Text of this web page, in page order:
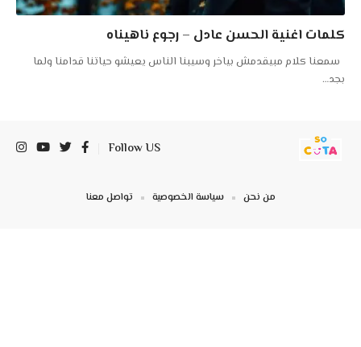
كلمات اغنية الحسن عادل – رجوع ناهيناه
سمعنا كلام مبيقدمش بياخر وسيبنا الناس يعيشو حياتنا قدامنا ولما
بجد…
Follow US
من نحن سياسة الخصوصية تواصل معنا